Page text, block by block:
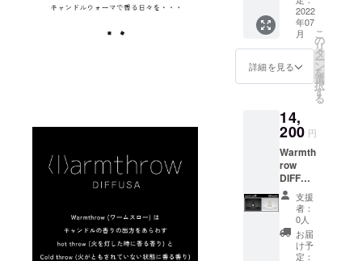
選びい
ただけ
ます。
※製品に
キャン
ませ
ん。 ※
皆様の
ご支援
により
量産効
率が向
上した
場合、
正規販
売価格
→13,70
0円 (税
【23%
OFF】
【送料
につい
品代金
には、
ご自宅
までの
送料も
含まれ
ており
ます。
ブラッ
クとホ
ワイト
からお
2022
年07
月
詳細を見る
こ
の
リ
タ
ー
ン
を
選
択
す
る
14,
200 円
Warmth
row
DIFFUS
A × 1
個 一般
販売予
定価格
17,800
支援
者：
0人
お届
け予
定：